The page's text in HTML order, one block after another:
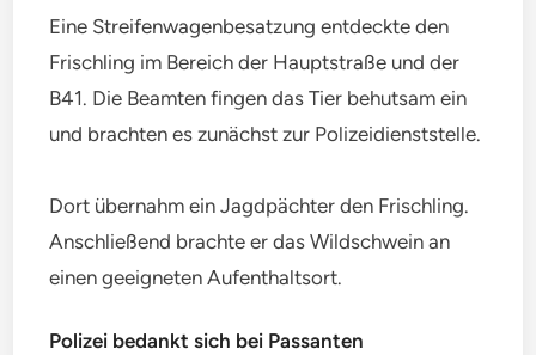
Eine Streifenwagenbesatzung entdeckte den
Frischling im Bereich der Hauptstraße und der
B41. Die Beamten fingen das Tier behutsam ein
und brachten es zunächst zur Polizeidienststelle.
Dort übernahm ein Jagdpächter den Frischling.
Anschließend brachte er das Wildschwein an
einen geeigneten Aufenthaltsort.
Polizei bedankt sich bei Passanten